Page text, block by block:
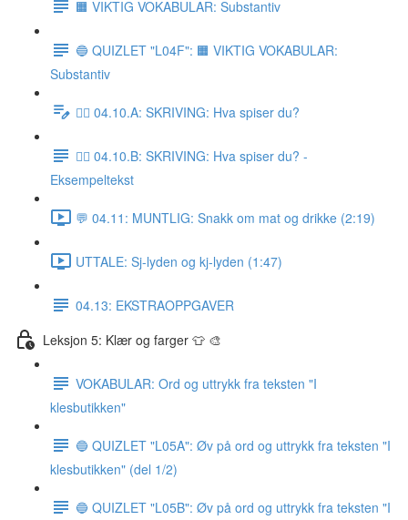
🟧 VIKTIG VOKABULAR: Substantiv
🔵 QUIZLET "L04F": 🟧 VIKTIG VOKABULAR:
Substantiv
✍🏼 04.10.A: SKRIVING: Hva spiser du?
✍🏼 04.10.B: SKRIVING: Hva spiser du? -
Eksempeltekst
💬 04.11: MUNTLIG: Snakk om mat og drikke (2:19)
UTTALE: Sj-lyden og kj-lyden (1:47)
04.13: EKSTRAOPPGAVER
Leksjon 5: Klær og farger 👕 🎨
VOKABULAR: Ord og uttrykk fra teksten "I
klesbutikken"
🔵 QUIZLET "L05A": Øv på ord og uttrykk fra teksten "I
klesbutikken" (del 1/2)
🔵 QUIZLET "L05B": Øv på ord og uttrykk fra teksten "I